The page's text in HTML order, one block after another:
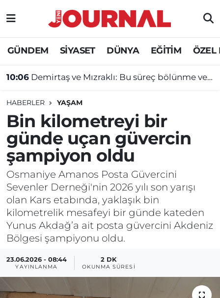
GÜNDEM SİYASET DÜNYA EĞİTİM ÖZEL
10:06 Demirtaş ve Mızraklı: Bu süreç bölünme ve ayrışma süreci değil
HABERLER YAŞAM
Bin kilometreyi bir
günde uçan güvercin
şampiyon oldu
Osmaniye Amanos Posta Güvercini
Sevenler Derneği'nin 2026 yılı son yarışı
olan Kars etabında, yaklaşık bin
kilometrelik mesafeyi bir günde kateden
Yunus Akdağ’a ait posta güvercini Akdeniz
Bölgesi şampiyonu oldu.
23.06.2026 - 08:44
YAYINLANMA
2 DK
OKUNMA SÜRESI
GÜNDEM
SİYASET
DÜNYA
EĞİTİM
ÖZEL HABER
Nöbetçi Eczaneler
Hava Durumu
Süper Lig Puan Durumu ve Fikstür
Tüm Manşetler
Son Dakika Haberleri
Haber Arşivi